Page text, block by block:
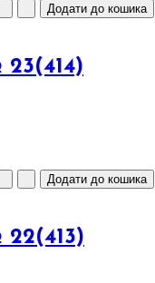
22(413)